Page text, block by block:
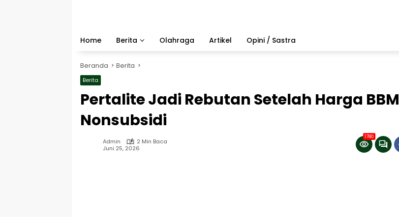
Home
Berita Olahraga Artikel Opini / Sastra
Beranda Berita
Berita
Pertalite Jadi Rebutan Setelah Harga BBM
Nonsubsidi
Admin
2 Min Baca
Juni 25, 2026
1780